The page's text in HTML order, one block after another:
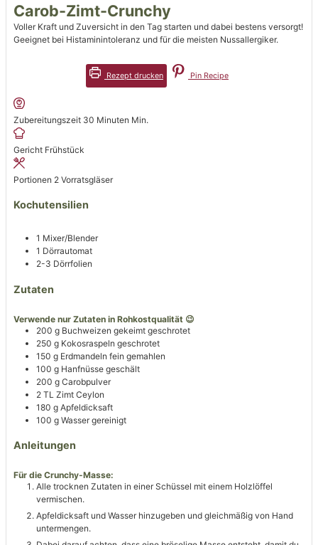
Carob-Zimt-Crunchy
Voller Kraft und Zuversicht in den Tag starten und dabei bestens versorgt!
Geeignet bei Histaminintoleranz und für die meisten Nussallergiker.
Rezept drucken Pin Recipe
Zubereitungszeit 30 Minuten Min.
Gericht Frühstück
Portionen 2 Vorratsgläser
Kochutensilien
1 Mixer/Blender
1 Dörrautomat
2-3 Dörrfolien
Zutaten
Verwende nur Zutaten in Rohkostqualität 😉
200 g Buchweizen gekeimt geschrotet
250 g Kokosraspeln geschrotet
150 g Erdmandeln fein gemahlen
100 g Hanfnüsse geschält
200 g Carobpulver
2 TL Zimt Ceylon
180 g Apfeldicksaft
100 g Wasser gereinigt
Anleitungen
Für die Crunchy-Masse:
Alle trocknen Zutaten in einer Schüssel mit einem Holzlöffel
vermischen.
Apfeldicksaft und Wasser hinzugeben und gleichmäßig von Hand
untermengen.